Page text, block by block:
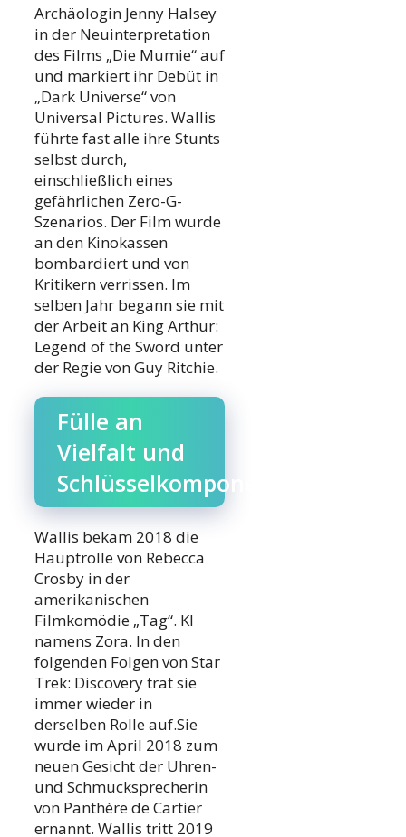
Archäologin Jenny Halsey
in der Neuinterpretation
des Films „Die Mumie“ auf
und markiert ihr Debüt in
„Dark Universe“ von
Universal Pictures. Wallis
führte fast alle ihre Stunts
selbst durch,
einschließlich eines
gefährlichen Zero-G-
Szenarios. Der Film wurde
an den Kinokassen
bombardiert und von
Kritikern verrissen. Im
selben Jahr begann sie mit
der Arbeit an King Arthur:
Legend of the Sword unter
der Regie von Guy Ritchie.
Fülle an
Vielfalt und
Schlüsselkomponenten
Wallis bekam 2018 die
Hauptrolle von Rebecca
Crosby in der
amerikanischen
Filmkomödie „Tag“. KI
namens Zora. In den
folgenden Folgen von Star
Trek: Discovery trat sie
immer wieder in
derselben Rolle auf.Sie
wurde im April 2018 zum
neuen Gesicht der Uhren-
und Schmucksprecherin
von Panthère de Cartier
ernannt. Wallis tritt 2019